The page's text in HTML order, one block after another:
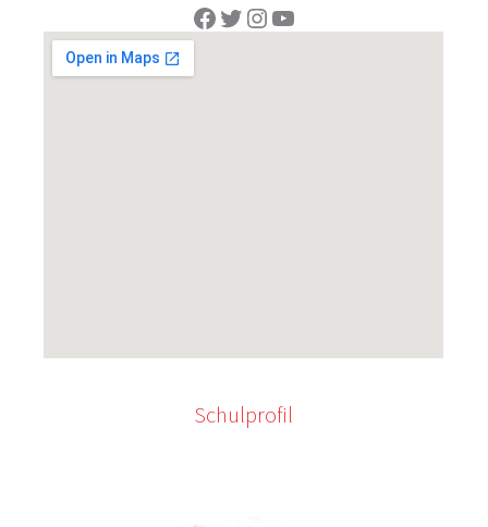
Facebook
Twitter
Instagram
YouTube
Schulprofil